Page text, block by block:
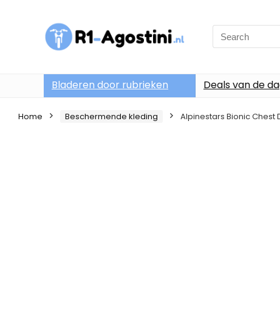
Search
for:
Bladeren door rubrieken Deals van de
Home Beschermende kleding Alpinestars Bionic